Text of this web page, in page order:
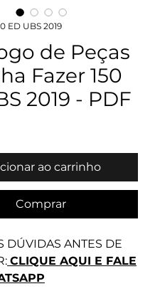
ED UBS 2019
de Peças
Fazer 150
2019 - PDF
ao carrinho
Comprar
DÚVIDAS ANTES DE
CLIQUE AQUI E FALE